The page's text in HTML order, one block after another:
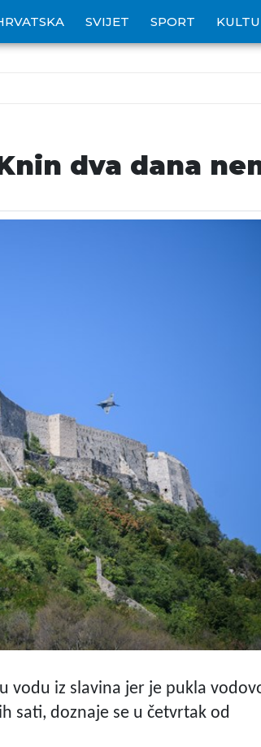
SVIJET SPORT
dva dana
vodu iz slavina jer je pukla
sati, doznaje se u četvrtak od